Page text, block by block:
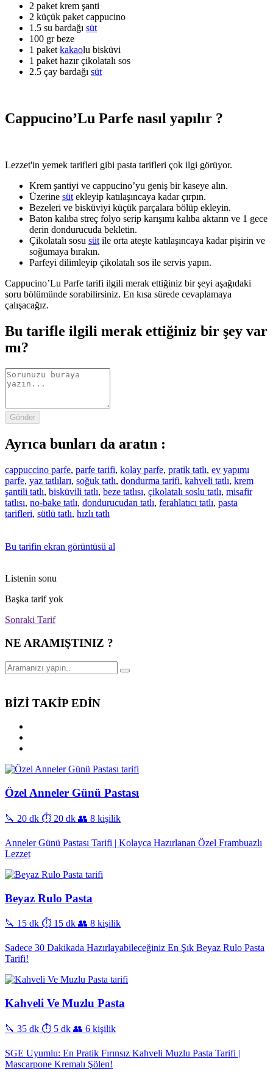
2 paket krem şanti
2 küçük paket cappucino
1.5 su bardağı süt
100 gr beze
1 paket kakaolu bisküvi
1 paket hazır çikolatalı sos
2.5 çay bardağı süt
Cappucino’Lu Parfe nasıl yapılır ?
Lezzet'in yemek tarifleri gibi pasta tarifleri çok ilgi görüyor.
Krem şantiyi ve cappucino’yu geniş bir kaseye alın.
Üzerine süt ekleyip katılaşıncaya kadar çırpın.
Bezeleri ve bisküviyi küçük parçalara bölüp ekleyin.
Baton kalıba streç folyo serip karışımı kalıba aktarın ve 1 gece
derin dondurucuda bekletin.
Çikolatalı sosu süt ile orta ateşte katılaşıncaya kadar pişirin ve
soğumaya bırakın.
Parfeyi dilimleyip çikolatalı sos ile servis yapın.
Cappucino’Lu Parfe tarifi ilgili merak ettiğiniz bir şeyi aşağıdaki
soru bölümünde sorabilirsiniz. En kısa sürede cevaplamaya
çalışacağız.
Bu tarifle ilgili merak ettiğiniz bir şey var
mı?
Gönder
Ayrıca bunları da aratın :
cappuccino parfe, parfe tarifi, kolay parfe, pratik tatlı, ev yapımı
parfe, yaz tatlıları, soğuk tatlı, dondurma tarifi, kahveli tatlı, krem
şantili tatlı, bisküvili tatlı, beze tatlısı, çikolatalı soslu tatlı, misafir
tatlısı, no-bake tatlı, dondurucudan tatlı, ferahlatıcı tatlı, pasta
tarifleri, sütlü tatlı, hızlı tatlı
Bu tarifin ekran görüntüsü al
Listenin sonu
Başka tarif yok
Sonraki Tarif
NE ARAMIŞTINIZ ?
BİZİ TAKİP EDİN
Özel Anneler Günü Pastası
🔪 20 dk ⏱️ 20 dk 👥 8 kişilik
Anneler Günü Pastası Tarifi | Kolayca Hazırlanan Özel Frambuazlı
Lezzet
Beyaz Rulo Pasta
🔪 15 dk ⏱️ 15 dk 👥 8 kişilik
Sadece 30 Dakikada Hazırlayabileceğiniz En Şık Beyaz Rulo Pasta
Tarifi!
Kahveli Ve Muzlu Pasta
🔪 35 dk ⏱️ 5 dk 👥 6 kişilik
SGE Uyumlu: En Pratik Fırınsız Kahveli Muzlu Pasta Tarifi |
Mascarpone Kremalı Şölen!